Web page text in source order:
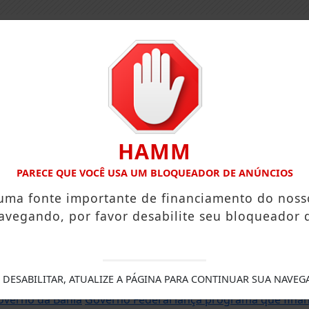
programação com Thalles Roberto
Reforma
por importunação sexual em Feira de Santana é
da BahiaGoverno Federal lança programa que
HAMM
PARECE QUE VOCÊ USA UM BLOQUEADOR DE ANÚNCIOS
fonte importante de financiamento do
por favor desabilite seu bloqueador
DESABILITAR, ATUALIZE A PÁGINA PARA CONTINUAR SUA